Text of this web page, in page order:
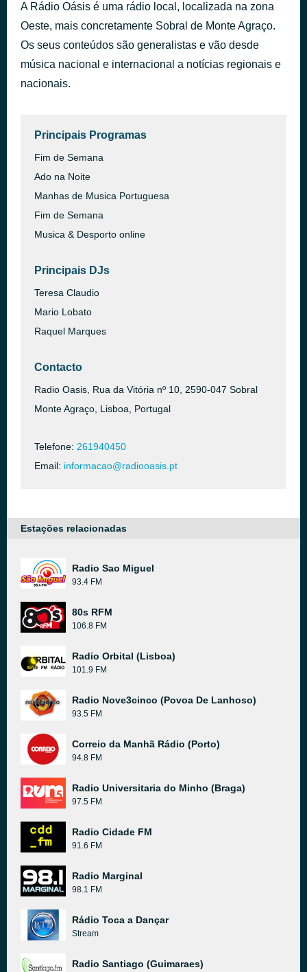
A Rádio Oásis é uma rádio local, localizada na zona
Oeste, mais concretamente Sobral de Monte Agraço.
Os seus conteúdos são generalistas e vão desde
música nacional e internacional a notícias regionais e
nacionais.
Principais Programas
Fim de Semana
Ado na Noite
Manhas de Musica Portuguesa
Fim de Semana
Musica & Desporto online
Principais DJs
Teresa Claudio
Mario Lobato
Raquel Marques
Contacto
Radio Oasis, Rua da Vitória nº 10, 2590-047 Sobral
Monte Agraço, Lisboa, Portugal
Telefone: 261940450
Email: informacao@radiooasis.pt
Estações relacionadas
Radio Sao Miguel
93.4 FM
80s RFM
106.8 FM
Radio Orbital (Lisboa)
101.9 FM
Radio Nove3cinco (Povoa De Lanhoso)
93.5 FM
Correio da Manhã Rádio (Porto)
94.8 FM
Radio Universitaria do Minho (Braga)
97.5 FM
Radio Cidade FM
91.6 FM
Radio Marginal
98.1 FM
Rádio Toca a Dançar
Stream
Radio Santiago (Guimaraes)